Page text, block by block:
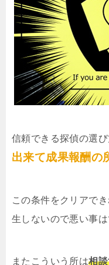
信頼できる探偵の選
出来て成果報酬の
この条件をクリアで
生しないので悪い事は
またこういう所は相